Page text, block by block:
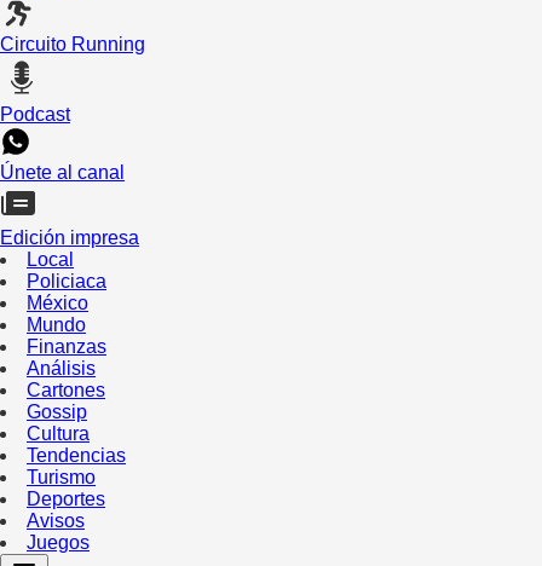
Circuito Running
Podcast
Únete al canal
Edición impresa
Local
Policiaca
México
Mundo
Finanzas
Análisis
Cartones
Gossip
Cultura
Tendencias
Turismo
Deportes
Avisos
Juegos